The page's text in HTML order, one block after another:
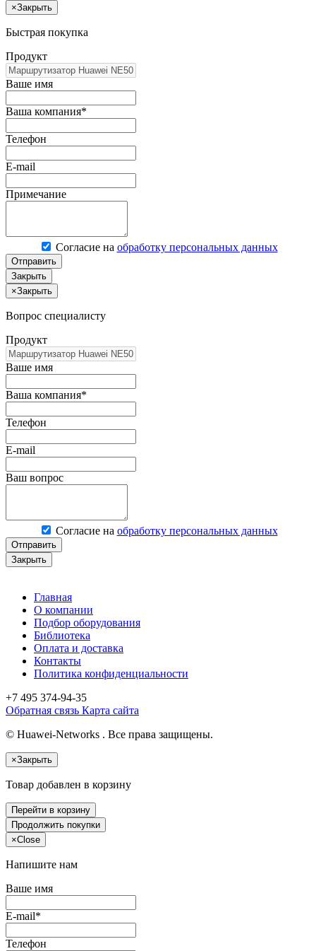
×Закрыть
Быстрая покупка
Продукт
Ваше имя
Ваша компания*
Телефон
E-mail
Примечание
Согласие на обработку персональных данных
Отправить
Закрыть
×Закрыть
Вопрос специалисту
Продукт
Ваше имя
Ваша компания*
Телефон
E-mail
Ваш вопрос
Согласие на обработку персональных данных
Отправить
Закрыть
Главная
О компании
Подбор оборудования
Библиотека
Оплата и доставка
Контакты
Политика конфиденциальности
+7 495 374-94-35
Обратная связь Карта сайта
© Huawei-Networks . Все права защищены.
×Закрыть
Товар добавлен в корзину
Перейти в корзину
Продолжить покупки
×Close
Напишите нам
Ваше имя
E-mail*
Телефон